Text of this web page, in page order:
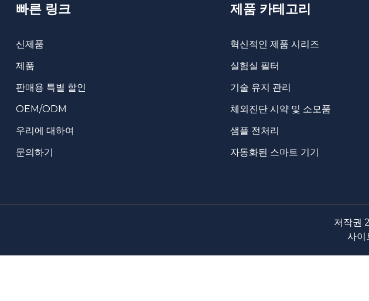
빠른 링크
신제품
제품
판매용 특별 할인
OEM/ODM
우리에 대하여
문의하기
제품 카테고리
혁신적인 제품 시리즈
실험실 필터
기술 유지 관리
체외진단 시약 및 소모품
샘플 전처리
자동화된 스마트 기기
저작권
사이